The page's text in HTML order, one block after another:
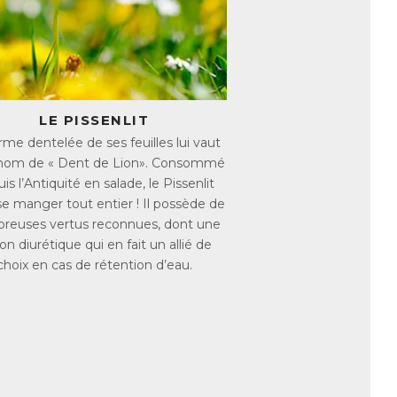
d’en consommer de grandes
scientifiques ont montré que
les triglycérides et le mauvais
de surpoids. Du fait de sa richesse
idéal pour lutter contre la rétention
urinaire, et dont l’action
LE PISSENLIT
dentelée de ses feuilles lui vaut
de « Dent de Lion». Consommé
l’Antiquité en salade, le Pissenlit
manger tout entier ! Il possède de
vertus reconnues, dont une
diurétique qui en fait un allié de
en cas de rétention d’eau.